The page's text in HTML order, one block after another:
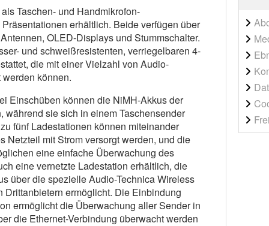
Taschen- und Handmikrofon-
erhältlich. Beide verfügen über
OLED-Displays und Stummschalter.
und schweißresistenten, verriegelbaren 4-
die mit einer Vielzahl von Audio-
können.
Einschüben können die NiMH-Akkus der
während sie sich in einem Taschensender
fünf Ladestationen können miteinander
Netzteil mit Strom versorgt werden, und die
eine einfache Überwachung des
eine vernetzte Ladestation erhältlich, die
über die spezielle Audio-Technica Wireless
Drittanbietern ermöglicht. Die Einbindung
ermöglicht die Überwachung aller Sender in
die Ethernet-Verbindung überwacht werden